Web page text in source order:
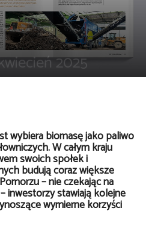
Wiadomości z Polski
Wybór redakcji
2025
wybiera biomasę jako paliwo
W całym kraju
swoich spółek i
budują coraz większe
– nie czekając na
inwestorzy stawiają kolejne
wymierne korzyści